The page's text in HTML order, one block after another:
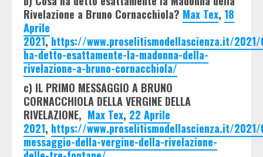
Rivelazione a Bruno Cornacchiola? Max Tex, 18
Aprile
2021,https://www.proselitismodellascienza.it/
ha-detto-esattamente-la-madonna-della-
rivelazione-a-bruno-cornacchiola/
c) IL PRIMO MESSAGGIO A BRUNO
CORNACCHIOLA DELLA VERGINE DELLA
RIVELAZIONE, Max Tex, 22 Aprile
2021, https://www.proselitismodellascienza.it/
messaggio-della-vergine-della-rivelazione-